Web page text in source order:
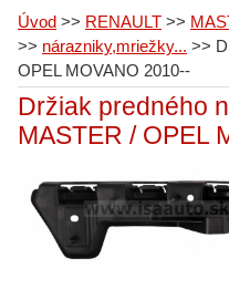
Úvod >> RENAULT >>
>> nárazniky,mriežky... >>
OPEL MOVANO 2010--
Držiak predného
MASTER / OPEL